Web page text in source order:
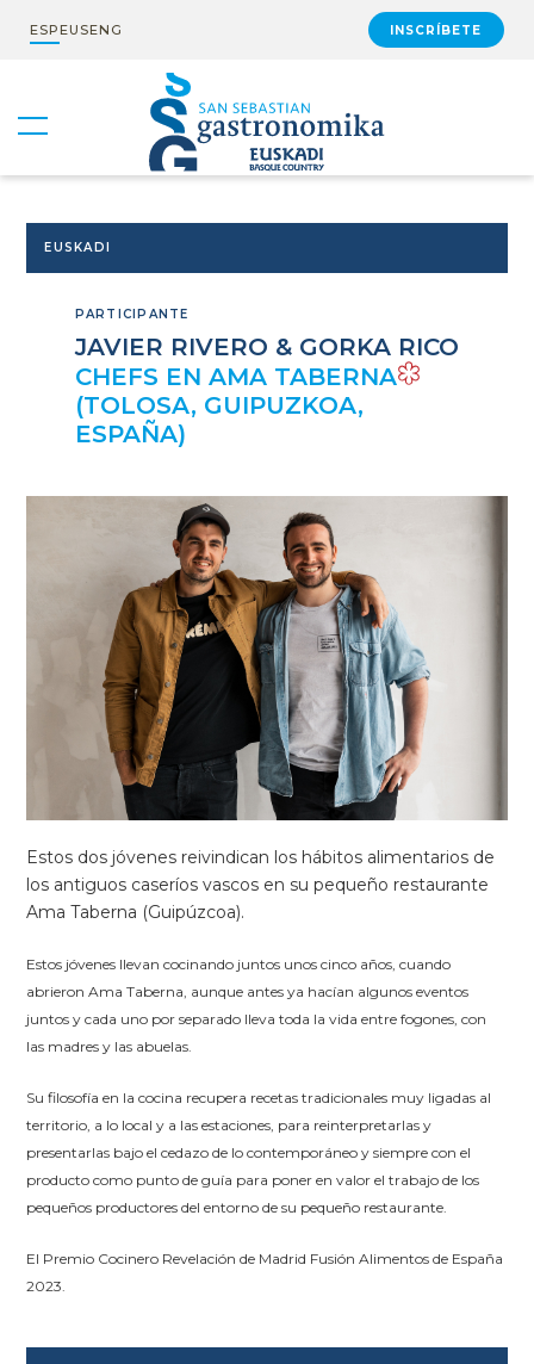
ESPEUSENG INSCRÍBETE
EUSKADI
PARTICIPANTE
JAVIER RIVERO & GORKA RICO
CHEFS EN AMA TABERNA
(TOLOSA, GUIPUZKOA,
ESPAÑA)
Estos dos jóvenes reivindican los hábitos alimentarios de
los antiguos caseríos vascos en su pequeño restaurante
Ama Taberna (Guipúzcoa).
Estos jóvenes llevan cocinando juntos unos cinco años, cuando
abrieron Ama Taberna, aunque antes ya hacían algunos eventos
juntos y cada uno por separado lleva toda la vida entre fogones, con
las madres y las abuelas.
Su filosofía en la cocina recupera recetas tradicionales muy ligadas al
territorio, a lo local y a las estaciones, para reinterpretarlas y
presentarlas bajo el cedazo de lo contemporáneo y siempre con el
producto como punto de guía para poner en valor el trabajo de los
pequeños productores del entorno de su pequeño restaurante.
El Premio Cocinero Revelación de Madrid Fusión Alimentos de España
2023.